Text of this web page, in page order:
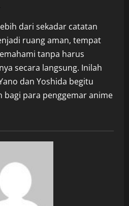
dari sekadar catatan
ruang aman, tempat
tanpa harus
secara langsung. Inilah
dan Yoshida begitu
bagi para penggemar anime